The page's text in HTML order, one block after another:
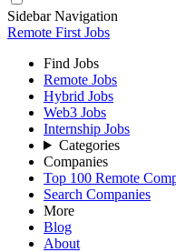
Sidebar Navigation
Remote First Jobs
Find Jobs
Remote Jobs
Hybrid Jobs
Web3 Jobs
Internship Jobs
Categories
Companies
Top 100 Remote
Search Companies
More
Blog
About